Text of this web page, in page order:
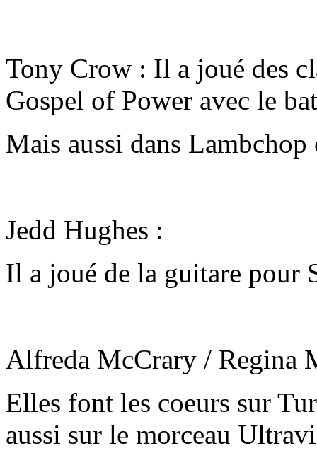
Tony Crow : Il a joué des
Gospel of Power avec le
Mais aussi dans
Jedd Hughes :
Il a joué de la guitare pour
Alfreda McCrary / Regina
Elles font les coeurs sur
aussi sur le morceau